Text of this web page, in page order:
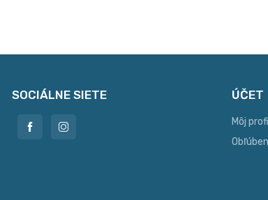
SOCIÁLNE SIETE ÚČET
Môj